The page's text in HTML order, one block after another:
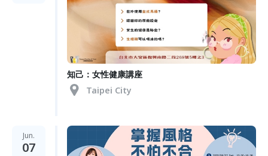
知己：女性健康講座
Taipei City
Jun.
07